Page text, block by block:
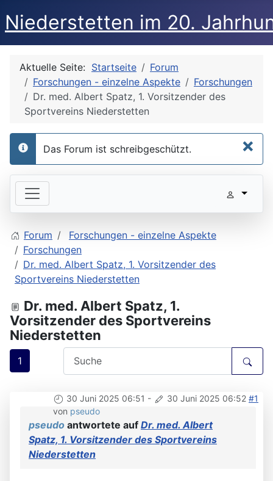
Niederstetten im 20.
Aktuelle Seite: Startseite
Forum
Forschungen - einzelne Aspekte
Forschungen
Dr. med. Albert Spatz, 1. Vorsitzender des
Sportvereins Niederstetten
×
info
Das Forum ist schreibgeschützt.
Forum
Forschungen - einzelne Aspekte
Forschungen
Dr. med. Albert Spatz, 1. Vorsitzender des
Sportvereins Niederstetten
Dr. med. Albert Spatz, 1.
Vorsitzender des Sportvereins
Niederstetten
1
30 Juni 2025 06:51 - 30 Juni 2025 06:52 #1
von pseudo
pseudo antwortete auf Dr. med. Albert
Spatz, 1. Vorsitzender des Sportvereins
Niederstetten